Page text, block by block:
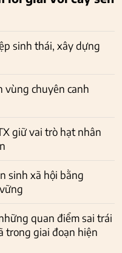
sinh thái, xây dựng
vùng chuyên canh
giữ vai trò hạt nhân
sinh xã hội bằng
quan điểm sai trái
trong giai đoạn hiện